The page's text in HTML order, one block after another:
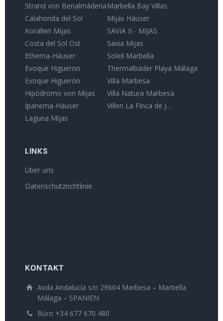
Strand von Benalmádena
Calahonda del Sol
Korallen Mijas
Costa del Sol Ost
Etherna-Häuser
Evoque Higueron
Evoque Higuerón
Hipódromo von Mijas
Ipanema-Häuser
Laguna Mijas
Marbella Bay Villas
Mijas Häuser
SAVIA II - MIJAS
Savia Mijas
Soleil Marbella
Thermalbäder Playa Málaga
Villa Marbesa
Villa Natura Marbesa
Villen La Finca de J...
LINKS
Über uns
Datenschutzrichtlinie
KONTAKT
Avda Andalucía s/n 29604 Marbesa – Marbella
Málaga – SPANIEN
Büro +34 677 670 480